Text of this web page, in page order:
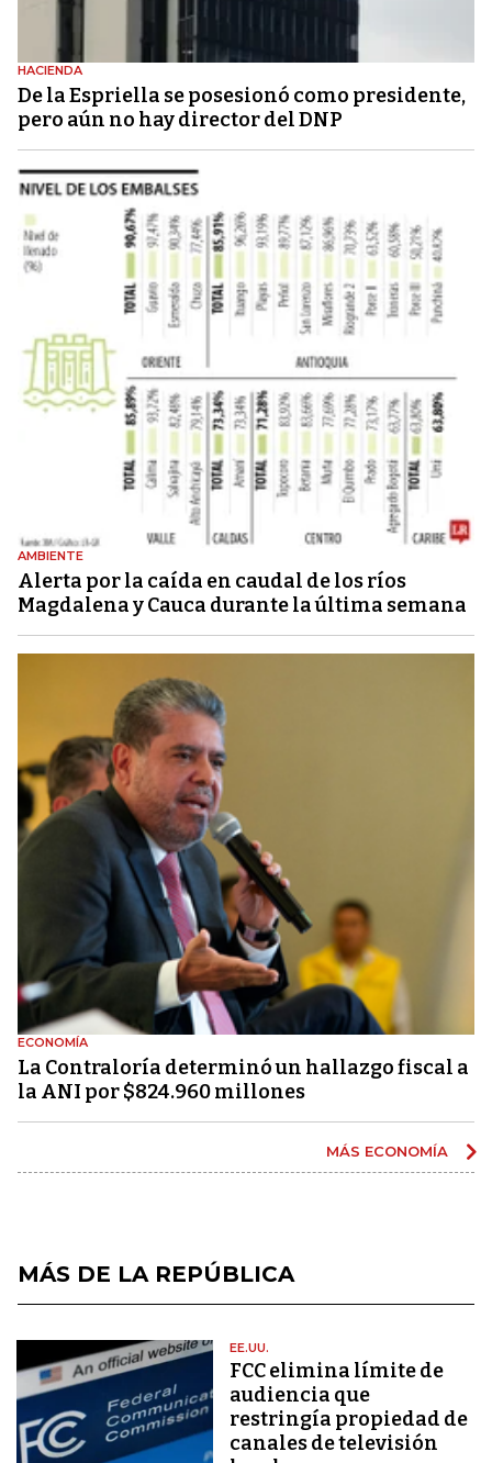
HACIENDA
De la Espriella se posesionó como presidente,
pero aún no hay director del DNP
AMBIENTE
Alerta por la caída en caudal de los ríos
Magdalena y Cauca durante la última semana
ECONOMÍA
La Contraloría determinó un hallazgo fiscal a
la ANI por $824.960 millones
MÁS ECONOMÍA
MÁS DE LA REPÚBLICA
EE.UU.
FCC elimina límite de
audiencia que
restringía propiedad de
canales de televisión